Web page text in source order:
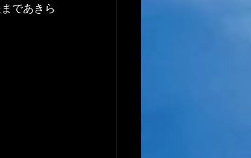
であきら